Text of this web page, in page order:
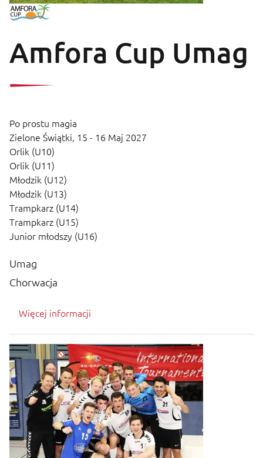
Amfora Cup Umag
Po prostu magia
Zielone Świątki, 15 - 16 Maj 2027
Orlik (U10)
Orlik (U11)
Młodzik (U12)
Młodzik (U13)
Trampkarz (U14)
Trampkarz (U15)
Junior młodszy (U16)
Umag
Chorwacja
Więcej informacji